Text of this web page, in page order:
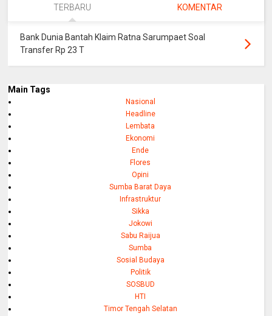
TERBARU KOMENTAR
Bank Dunia Bantah Klaim Ratna Sarumpaet Soal
Transfer Rp 23 T
Main Tags
Nasional
Headline
Lembata
Ekonomi
Ende
Flores
Opini
Sumba Barat Daya
Infrastruktur
Sikka
Jokowi
Sabu Raijua
Sumba
Sosial Budaya
Politik
SOSBUD
HTI
Timor Tengah Selatan